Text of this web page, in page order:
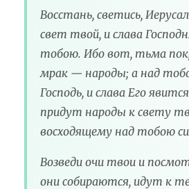
Восстань, светись,
свет твой, и слава
тобою. Ибо вот, тьма
мрак — народы; а над
Господь, и слава Его
придут народы к свету
восходящему над тобою
Возведи очи твои и
они собираются, идут к